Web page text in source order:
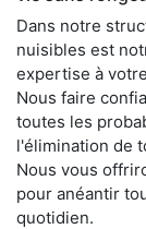
Dans notre
nuisibles est
expertise à
Nous faire
toutes les
l'élimination de
Nous vous
pour anéantir
quotidien.